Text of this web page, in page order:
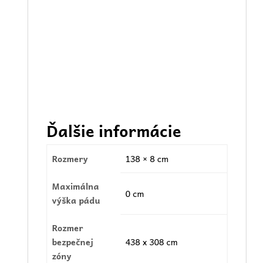
Ďalšie informácie
Rozmery 138 × 8 cm
Maximálna
výška pádu
0 cm
Rozmer
bezpečnej
zóny
438 x 308 cm